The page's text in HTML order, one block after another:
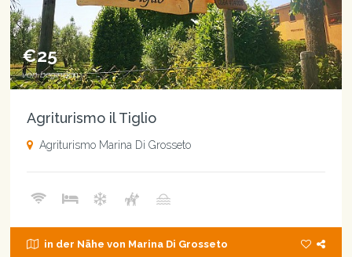
€25
von beginnen
Agriturismo il Tiglio
Agriturismo Marina Di Grosseto
in der Nähe von Marina Di Grosseto